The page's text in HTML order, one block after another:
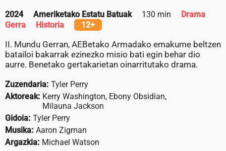
2024 Ameriketako Estatu Batuak 130 min
Drama
Gerra
Historia 12+
II. Mundu Gerran, AEBetako Armadako emakume beltzen
batailoi bakarrak ezinezko misio bati egin behar dio
aurre. Benetako gertakarietan oinarritutako drama.
Zuzendaria: Tyler Perry
Aktoreak: Kerry Washington, Ebony Obsidian,
Milauna Jackson
Gidoia: Tyler Perry
Musika: Aaron Zigman
Argazkia: Michael Watson